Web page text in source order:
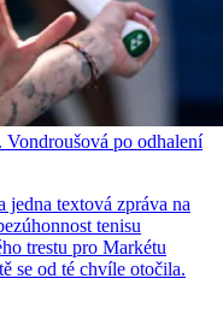
po odhalení
jedna textová zpráva na
tenisu
trestu pro Markétu
se od té chvíle otočila.